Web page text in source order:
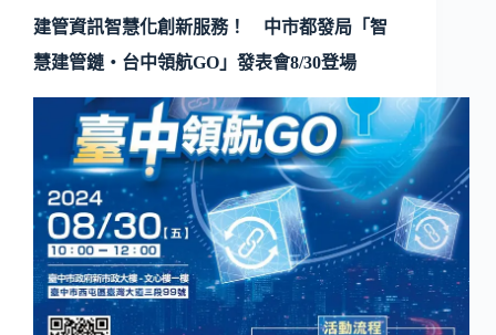
建管資訊智慧化創新服務！ 中市都發局「智
慧建管鏈‧台中領航GO」發表會8/30登場